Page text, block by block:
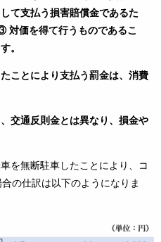
て支払う損害賠償金であるた
対価を得て行うものであるこ
。
ことにより支払う罰金は、消費
交通反則金とは異なり、損金や
を無断駐車したことにより、コ
の仕訳は以下のようになりま